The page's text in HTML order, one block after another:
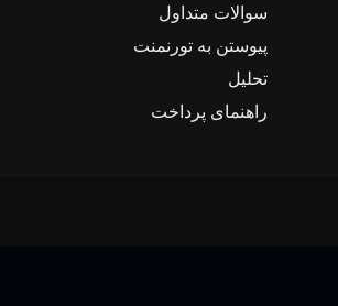
سوالات متداول
پیوستن به تورنمنت
تحلیل
راهنمای پرداخت